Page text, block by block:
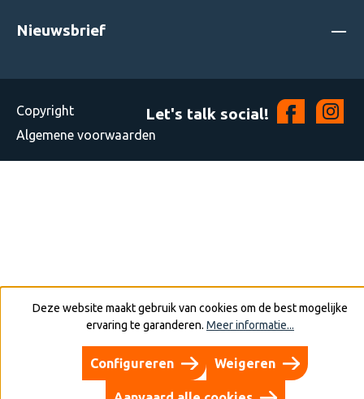
Nieuwsbrief
Copyright Let's talk social!
Algemene voorwaarden
Deze website maakt gebruik van cookies om de best mogelijke
ervaring te garanderen. Meer informatie...
Weigeren
Configureren